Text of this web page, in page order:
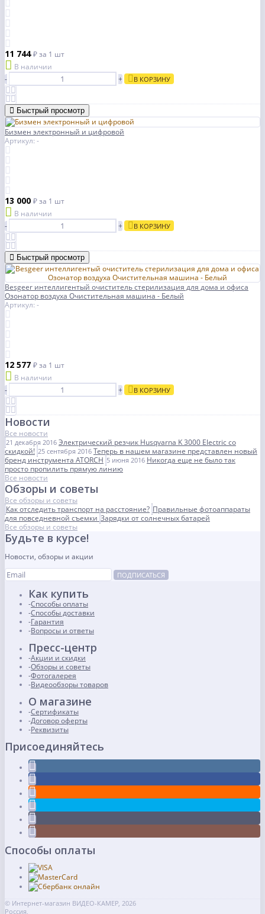
11 744₽за 1 шт
В наличии
-
+ В КОРЗИНУ
Быстрый просмотр
Бизмен электронный и цифровой
Артикул: -
13 000 ₽за 1 шт
В наличии
-
+ В КОРЗИНУ
Быстрый просмотр
Besgeer интеллигентый очиститель стерилизация для дома и офиса
Озонатор воздуха Очистительная машина - Белый
Артикул: -
12 577 ₽за 1 шт
В наличии
-
+ В КОРЗИНУ
Новости
Все новости
21 декабря 2016 Электрический резчик Husqvarna K 3000 Electric со
скидкой! 25 сентября 2016 Теперь в нашем магазине представлен новый
бренд инструмента ATORCH 5 июня 2016 Никогда еще не было так
просто пропилить прямую линию
Все новости
Обзоры и советы
Все обзоры и советы
Как отследить транспорт на расстояние? Правильные фотоаппараты
для повседневной съемки Зарядки от солнечных батарей
Все обзоры и советы
Будьте в курсе!
Новости, обзоры и акции
ПОДПИСАТЬСЯ
Как купить
Способы оплаты
Способы доставки
Гарантия
Вопросы и ответы
Пресс-центр
Акции и скидки
Обзоры и советы
Фотогалерея
Видеообзоры товаров
О магазине
Сертификаты
Договор оферты
Реквизиты
Присоединяйтесь
Способы оплаты
© Интернет-магазин ВИДЕО-КАМЕР, 2026
Россия,